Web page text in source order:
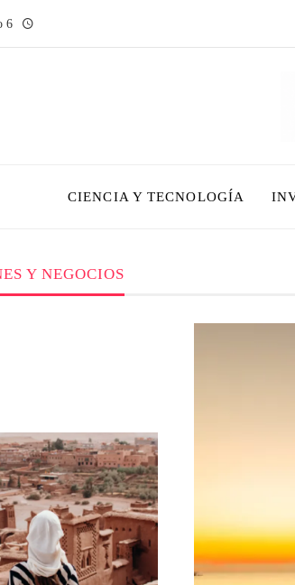
6
CIENCIA Y TECNOLOGÍA
Y NEGOCIOS